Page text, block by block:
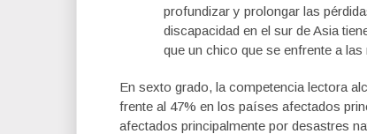
profundizar y prolongar las
discapacidad en el sur de Asia
que un chico que se enfrente a
En sexto grado, la competencia lectora
frente al 47% en los países afectados
afectados principalmente por desastres